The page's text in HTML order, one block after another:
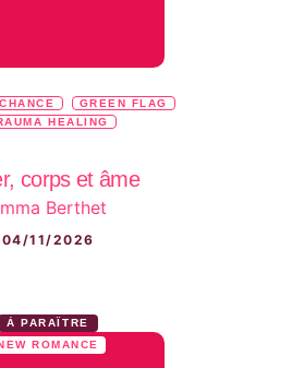
GREEN FLAG
HEALING
corps et âme
Berthet
04/11/2026
À PARAÎTRE
ROMANCE